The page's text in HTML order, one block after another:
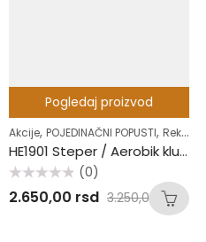
Pogledaj proizvod
, POJEDINAČNI POPUSTI
HE1901 Steper / Aerobik klupa
(0)